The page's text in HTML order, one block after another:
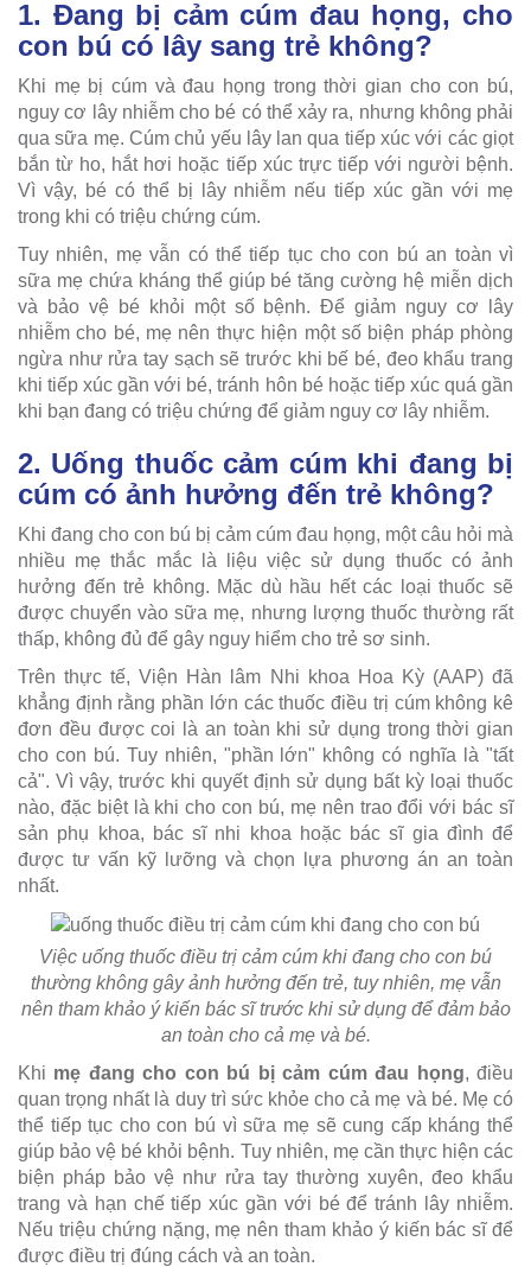
1. Đang bị cảm cúm đau họng, cho
con bú có lây sang trẻ không?
Khi mẹ bị cúm và đau họng trong thời gian cho con bú,
nguy cơ lây nhiễm cho bé có thể xảy ra, nhưng không phải
qua sữa mẹ. Cúm chủ yếu lây lan qua tiếp xúc với các giọt
bắn từ ho, hắt hơi hoặc tiếp xúc trực tiếp với người bệnh.
Vì vậy, bé có thể bị lây nhiễm nếu tiếp xúc gần với mẹ
trong khi có triệu chứng cúm.
Tuy nhiên, mẹ vẫn có thể tiếp tục cho con bú an toàn vì
sữa mẹ chứa kháng thể giúp bé tăng cường hệ miễn dịch
và bảo vệ bé khỏi một số bệnh. Để giảm nguy cơ lây
nhiễm cho bé, mẹ nên thực hiện một số biện pháp phòng
ngừa như rửa tay sạch sẽ trước khi bế bé, đeo khẩu trang
khi tiếp xúc gần với bé, tránh hôn bé hoặc tiếp xúc quá gần
khi bạn đang có triệu chứng để giảm nguy cơ lây nhiễm.
2. Uống thuốc cảm cúm khi đang bị
cúm có ảnh hưởng đến trẻ không?
Khi đang cho con bú bị cảm cúm đau họng, một câu hỏi mà
nhiều mẹ thắc mắc là liệu việc sử dụng thuốc có ảnh
hưởng đến trẻ không. Mặc dù hầu hết các loại thuốc sẽ
được chuyển vào sữa mẹ, nhưng lượng thuốc thường rất
thấp, không đủ để gây nguy hiểm cho trẻ sơ sinh.
Trên thực tế, Viện Hàn lâm Nhi khoa Hoa Kỳ (AAP) đã
khẳng định rằng phần lớn các thuốc điều trị cúm không kê
đơn đều được coi là an toàn khi sử dụng trong thời gian
cho con bú. Tuy nhiên, "phần lớn" không có nghĩa là "tất
cả". Vì vậy, trước khi quyết định sử dụng bất kỳ loại thuốc
nào, đặc biệt là khi cho con bú, mẹ nên trao đổi với bác sĩ
sản phụ khoa, bác sĩ nhi khoa hoặc bác sĩ gia đình để
được tư vấn kỹ lưỡng và chọn lựa phương án an toàn
nhất.
Việc uống thuốc điều trị cảm cúm khi đang cho con bú
thường không gây ảnh hưởng đến trẻ, tuy nhiên, mẹ vẫn
nên tham khảo ý kiến bác sĩ trước khi sử dụng để đảm bảo
an toàn cho cả mẹ và bé.
Khi mẹ đang cho con bú bị cảm cúm đau họng, điều
quan trọng nhất là duy trì sức khỏe cho cả mẹ và bé. Mẹ có
thể tiếp tục cho con bú vì sữa mẹ sẽ cung cấp kháng thể
giúp bảo vệ bé khỏi bệnh. Tuy nhiên, mẹ cần thực hiện các
biện pháp bảo vệ như rửa tay thường xuyên, đeo khẩu
trang và hạn chế tiếp xúc gần với bé để tránh lây nhiễm.
Nếu triệu chứng nặng, mẹ nên tham khảo ý kiến bác sĩ để
được điều trị đúng cách và an toàn.